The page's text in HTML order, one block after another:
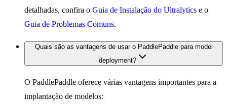
detalhadas, confira o Guia de Instalação do Ultralytics e o
Guia de Problemas Comuns.
Quais são as vantagens de usar o PaddlePaddle para model
deployment?
O PaddlePaddle oferece várias vantagens importantes para a
implantação de modelos: